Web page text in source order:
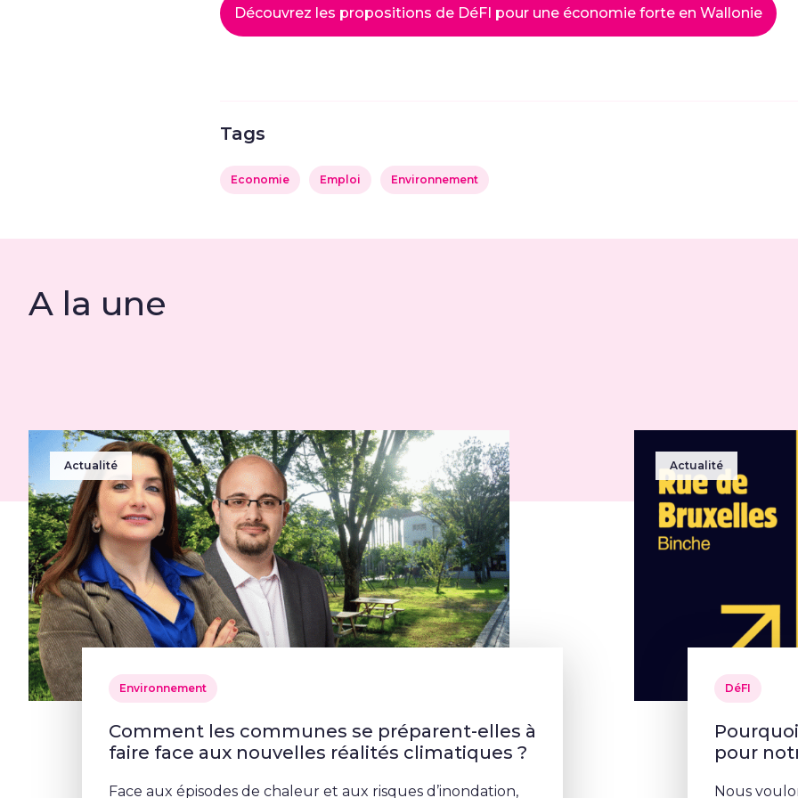
Découvrez les propositions de DéFI pour une économie forte en Wallonie
Tags
Economie Emploi Environnement
A la une
Actualité
Environnement
Comment les communes se préparent-elles à
faire face aux nouvelles réalités climatiques ?
Face aux épisodes de chaleur et aux risques d’inondation,
Actualité
DéFI
pour
Nous